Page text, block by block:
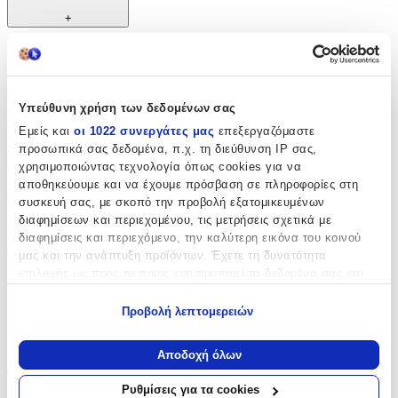
Υπεύθυνη χρήση των δεδομένων σας
Εμείς και οι 1022 συνεργάτες μας επεξεργαζόμαστε
προσωπικά σας δεδομένα, π.χ. τη διεύθυνση IP σας,
χρησιμοποιώντας τεχνολογία όπως cookies για να
αποθηκεύουμε και να έχουμε πρόσβαση σε πληροφορίες στη
συσκευή σας, με σκοπό την προβολή εξατομικευμένων
διαφημίσεων και περιεχομένου, τις μετρήσεις σχετικά με
διαφημίσεις και περιεχόμενο, την καλύτερη εικόνα του κοινού
μας και την ανάπτυξη προϊόντων. Έχετε τη δυνατότητα
Να συλλέξουμε πληροφορίες σχετικά με τη γεωγραφική
σας τοποθεσία, οι οποίες μπορεί να είναι ακριβείς σε
απόσταση μερικών μέτρων
Προβολή λεπτομερειών
Αποδοχή όλων
Ρυθμίσεις για τα cookies
+
Χαρακτηριστικά
Βασικά Χαρακτηριστικά
Χρώμα:
Γκρι
Φύλο
Unisex
Κορίτσι
Τύπος: